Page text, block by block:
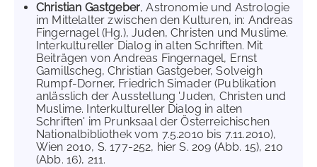
Christian Gastgeber, Astronomie und Astrologie
im Mittelalter zwischen den Kulturen, in: Andreas
Fingernagel (Hg.), Juden, Christen und Muslime.
Interkultureller Dialog in alten Schriften. Mit
Beiträgen von Andreas Fingernagel, Ernst
Gamillscheg, Christian Gastgeber, Solveigh
Rumpf-Dorner, Friedrich Simader (Publikation
anlässlich der Ausstellung 'Juden, Christen und
Muslime. Interkultureller Dialog in alten
Schriften' im Prunksaal der Österreichischen
Nationalbibliothek vom 7.5.2010 bis 7.11.2010),
Wien 2010, S. 177-252, hier S. 209 (Abb. 15), 210
(Abb. 16), 211.